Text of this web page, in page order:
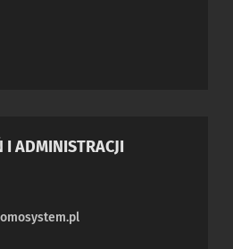
I ADMINISTRACJI